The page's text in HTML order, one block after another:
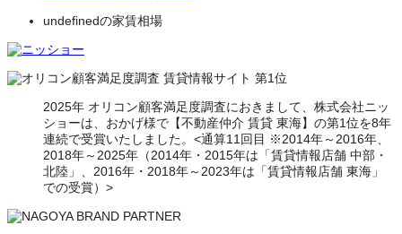
undefinedの家賃相場
2025年 オリコン顧客満足度調査におきまして、株式会社ニッ
ショーは、おかげ様で【不動産仲介 賃貸 東海】の第1位を8年
連続で受賞いたしました。<通算11回目 ※2014年～2016年、
2018年～2025年（2014年・2015年は「賃貸情報店舗 中部・
北陸」、2016年・2018年～2023年は「賃貸情報店舗 東海」
での受賞）>